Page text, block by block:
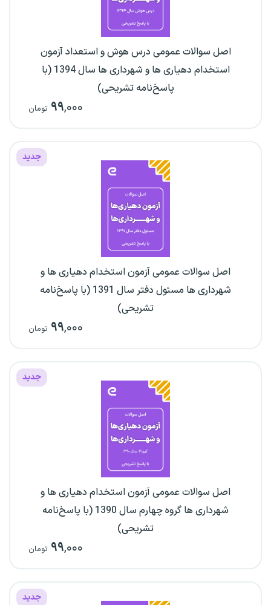
اصل سوالات عمومی درس هوش و استعداد آزمون
استخدام دهیاری ها و شهرداری ها سال 1394 (با
پاسخ‌نامه تشریحی)
۹۹,۰۰۰ تومان
جدید
اصل سوالات عمومی آزمون استخدام دهیاری ها و
شهرداری ها مسئول دفتر سال 1391 (با پاسخ‌نامه
تشریحی)
۹۹,۰۰۰ تومان
جدید
اصل سوالات عمومی آزمون استخدام دهیاری ها و
شهرداری ها گروه چهارم سال 1390 (با پاسخ‌نامه
تشریحی)
۹۹,۰۰۰ تومان
جدید